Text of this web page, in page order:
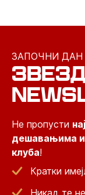
ЗАПОЧНИ ДАН
Не пропусти
дешавањима и
клуба!
Кратки
Никад те